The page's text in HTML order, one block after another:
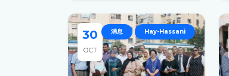
30
OCT
消息 Hay-Hassani